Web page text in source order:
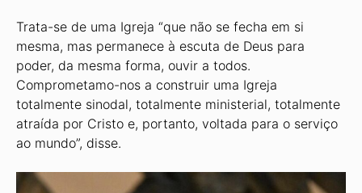
Trata-se de uma Igreja “que não se fecha em si
mesma, mas permanece à escuta de Deus para
poder, da mesma forma, ouvir a todos.
Comprometamo-nos a construir uma Igreja
totalmente sinodal, totalmente ministerial, totalmente
atraída por Cristo e, portanto, voltada para o serviço
ao mundo”, disse.